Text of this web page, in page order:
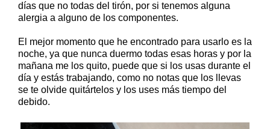
días que no todas del tirón, por si tenemos alguna
alergia a alguno de los componentes.
El mejor momento que he encontrado para usarlo es la
noche, ya que nunca duermo todas esas horas y por la
mañana me los quito, puede que si los usas durante el
día y estás trabajando, como no notas que los llevas
se te olvide quitártelos y los uses más tiempo del
debido.